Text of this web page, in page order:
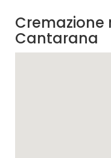
Cremazione
Cantarana